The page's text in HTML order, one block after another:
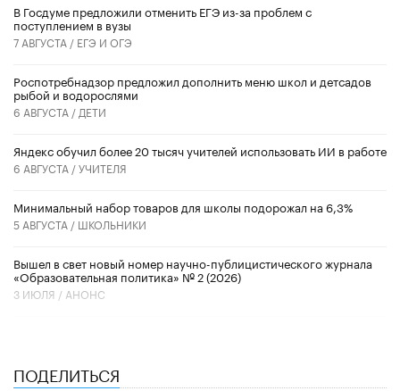
В Госдуме предложили отменить ЕГЭ из-за проблем с
поступлением в вузы
7 АВГУСТА / ЕГЭ И ОГЭ
Роспотребнадзор предложил дополнить меню школ и детсадов
рыбой и водорослями
6 АВГУСТА / ДЕТИ
​Яндекс обучил более 20 тысяч учителей использовать ИИ в работе
6 АВГУСТА /УЧИТЕЛЯ
Минимальный набор товаров для школы подорожал на 6,3%
5 АВГУСТА / ШКОЛЬНИКИ
Вышел в свет новый номер научно-публицистического журнала
«Образовательная политика» № 2 (2026)
3 ИЮЛЯ / АНОНС
ПОДЕЛИТЬСЯ